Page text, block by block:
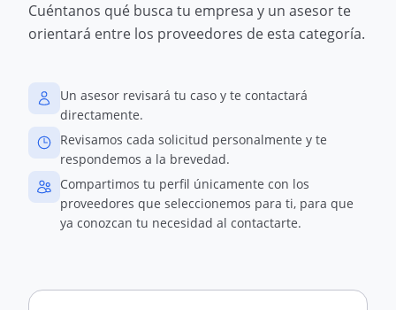
Cuéntanos qué busca tu empresa y un asesor te
orientará entre los proveedores de esta categoría.
Un asesor revisará tu caso y te contactará
directamente.
Revisamos cada solicitud personalmente y te
respondemos a la brevedad.
Compartimos tu perfil únicamente con los
proveedores que seleccionemos para ti, para que
ya conozcan tu necesidad al contactarte.